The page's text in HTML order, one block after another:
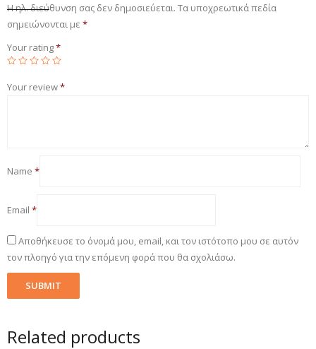
Η ηλ. διεύθυνση σας δεν δημοσιεύεται. Τα υποχρεωτικά πεδία
σημειώνονται με *
Your rating*
Your review*
Name *
Email *
Αποθήκευσε το όνομά μου, email, και τον ιστότοπο μου σε αυτόν
τον πλοηγό για την επόμενη φορά που θα σχολιάσω.
Related products